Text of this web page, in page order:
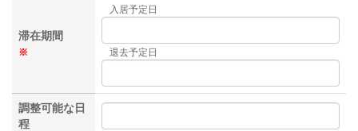
滞在期間
※
入居予定日
退去予定日
調整可能な日
程